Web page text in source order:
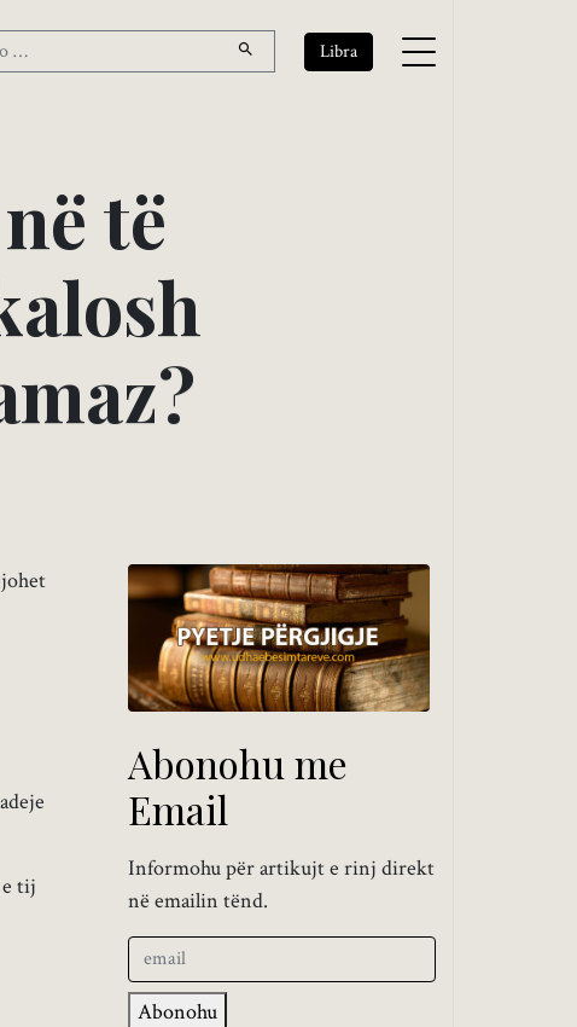
Libra
në të
alosh
maz?
e tij
Abonohu me
Email
Informohu për artikujt e rinj direkt
në emailin tënd.
Abonohu